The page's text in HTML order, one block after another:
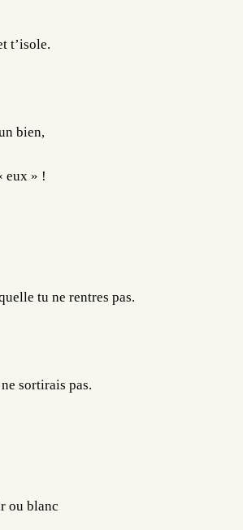
t’isole.
bien,
» !
tu ne rentres pas.
sortirais pas.
ou blanc